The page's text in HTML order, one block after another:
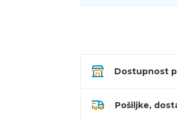
Dostupnost
Pošiljke,